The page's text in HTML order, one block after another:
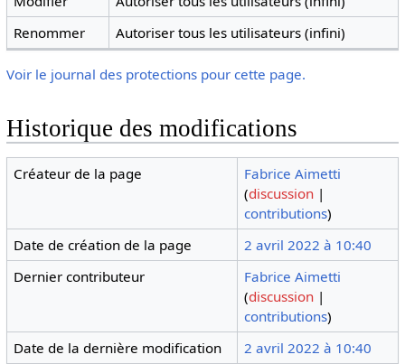
Renommer
Autoriser tous les utilisateurs (infini)
Voir le journal des protections pour cette page.
Historique des modifications
Créateur de la page
Fabrice Aimetti
(discussion |
contributions)
Date de création de la page
2 avril 2022 à 10:40
Dernier contributeur
Fabrice Aimetti
(discussion |
contributions)
Date de la dernière modification
2 avril 2022 à 10:40